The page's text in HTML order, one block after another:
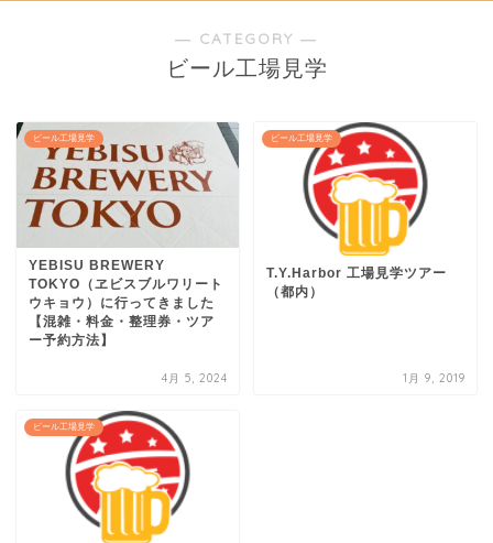
― CATEGORY ―
ビール工場見学
ビール工場見学
YEBISU BREWERY
TOKYO（ヱビスブルワリート
ウキョウ）に行ってきました
【混雑・料金・整理券・ツア
ー予約方法】
4月 5, 2024
ビール工場見学
T.Y.Harbor 工場見学ツアー
（都内）
1月 9, 2019
ビール工場見学